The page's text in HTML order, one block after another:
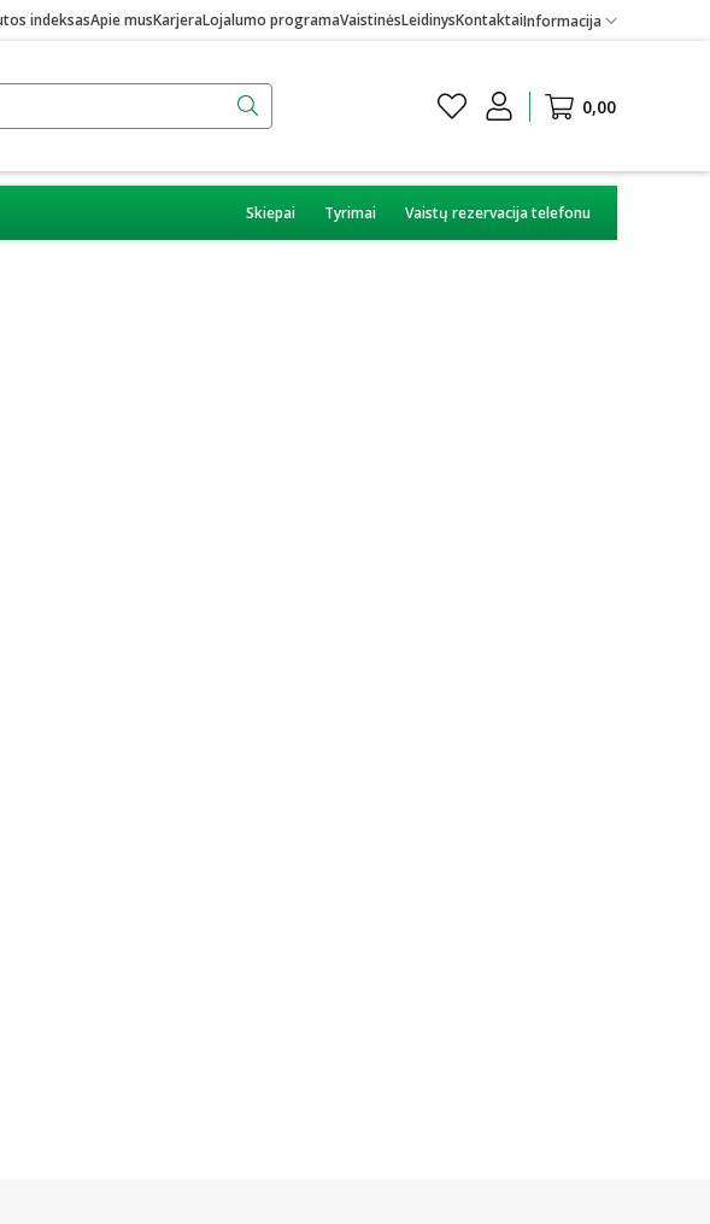
indeksasApie musKarjeraLojalumo programaVaistinėsLeidinysKontaktaiInformacija
0,00
Skiepai Tyrimai Vaistų rezervacija telefonu